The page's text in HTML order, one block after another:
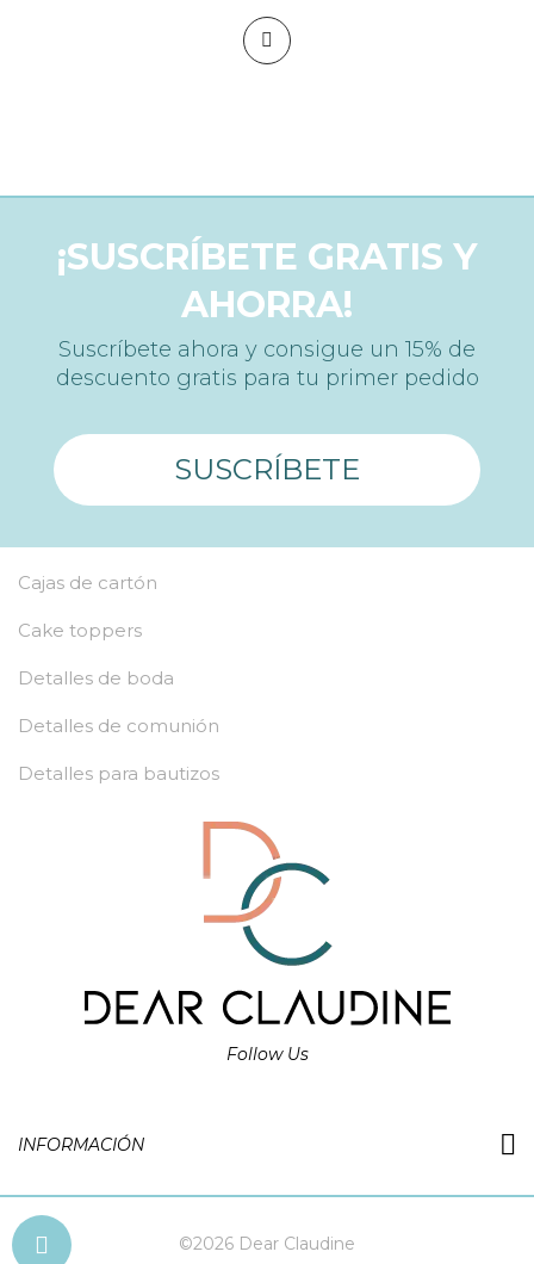
¡SUSCRÍBETE GRATIS Y
AHORRA!
Suscríbete ahora y consigue un 15% de
descuento gratis para tu primer pedido
SUSCRÍBETE
Cajas de cartón
Cake toppers
Detalles de boda
Detalles de comunión
Detalles para bautizos
Follow Us
INFORMACIÓN
©2026 Dear Claudine